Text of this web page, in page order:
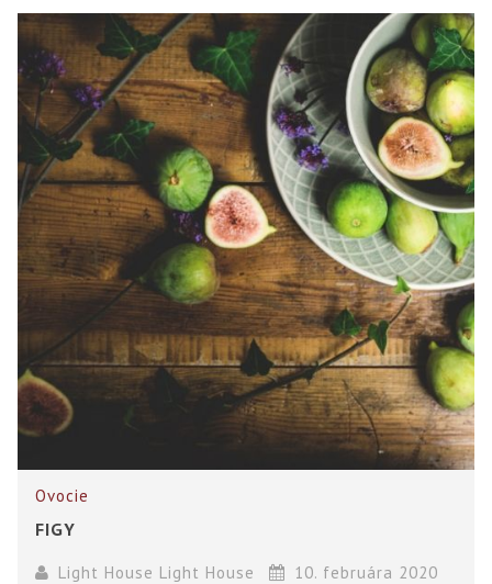
Ovocie
FIGY
Light House Light House 10. februára 2020